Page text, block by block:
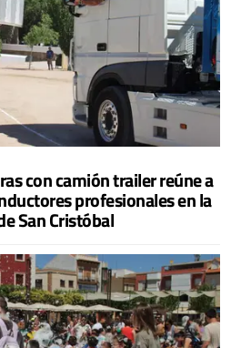
con camión trailer reúne a
profesionales en la
San Cristóbal